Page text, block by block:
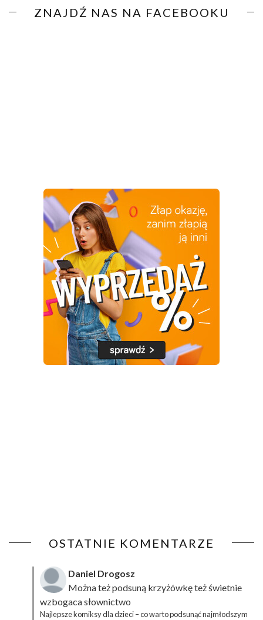
ZNAJDŹ NAS NA FACEBOOKU
OSTATNIE KOMENTARZE
Daniel Drogosz
Można też podsuną krzyżówkęteż świetnie
wzbogaca słownictwo
Najlepsze komiksy dla dzieci – co warto podsunąć najmłodszym